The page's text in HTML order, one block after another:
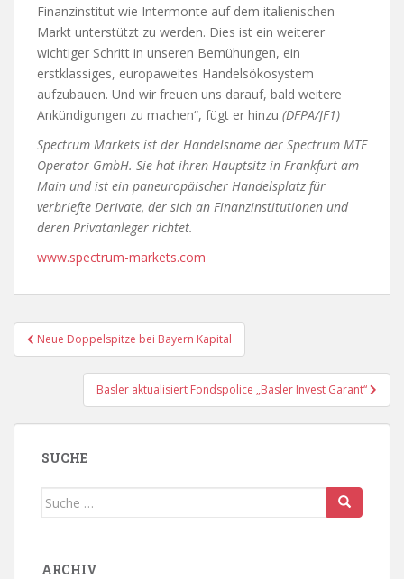
Finanzinstitut wie Intermonte auf dem italienischen
Markt unterstützt zu werden. Dies ist ein weiterer
wichtiger Schritt in unseren Bemühungen, ein
erstklassiges, europaweites Handelsökosystem
aufzubauen. Und wir freuen uns darauf, bald weitere
Ankündigungen zu machen“, fügt er hinzu (DFPA/JF1)
Spectrum Markets ist der Handelsname der Spectrum MTF
Operator GmbH. Sie hat ihren Hauptsitz in Frankfurt am
Main und ist ein paneuropäischer Handelsplatz für
verbriefte Derivate, der sich an Finanzinstitutionen und
deren Privatanleger richtet.
www.spectrum-markets.com
Beitragsnavigation
Neue Doppelspitze bei Bayern Kapital
Basler aktualisiert Fondspolice „Basler Invest Garant“
SUCHE
Suche
ARCHIV